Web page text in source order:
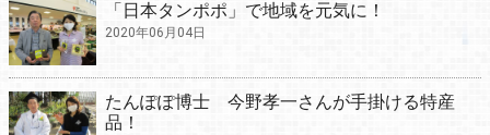
「日本タンポポ」で地域を元気に！
2020年06月04日
たんぽぽ博士 今野孝一さんが手掛ける特産
品！